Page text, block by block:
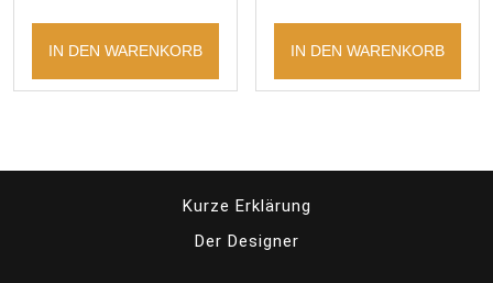
IN DEN WARENKORB IN DEN WARENKORB
Kurze Erklärung
Der Designer